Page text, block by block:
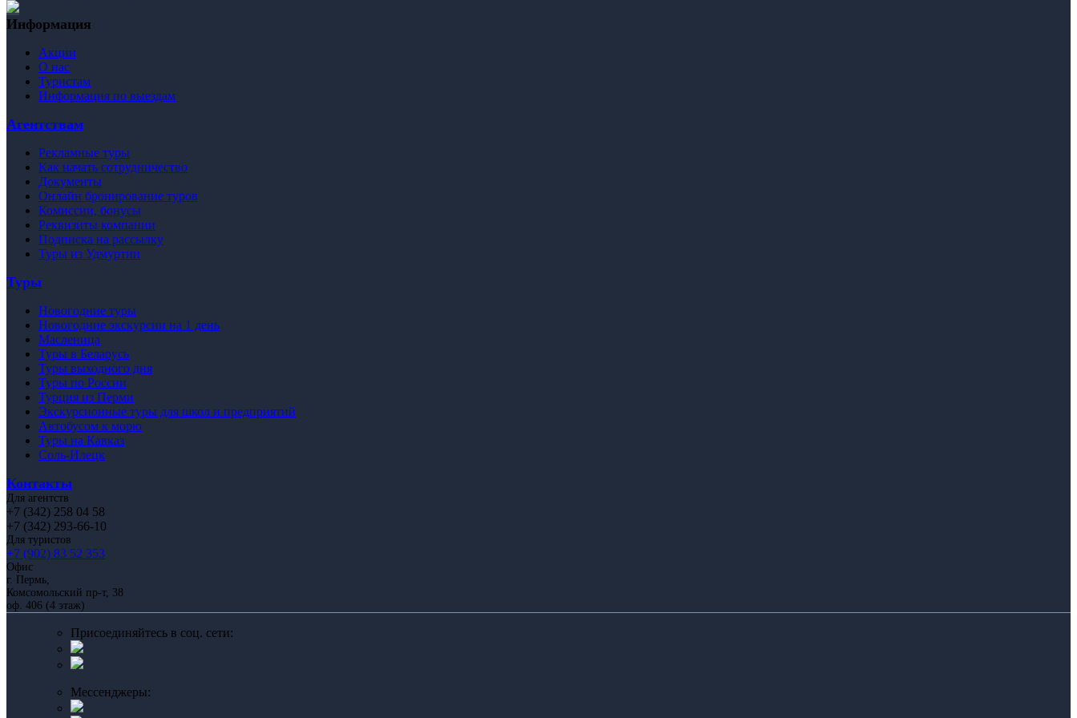
Информация
Акции
О нас
Туристам
Информация по выездам
Агентствам
Рекламные туры
Как начать сотрудничество
Документы
Онлайн бронирование туров
Комиссии, бонусы
Реквизиты компании
Подписка на рассылку
Туры из Удмуртии
Туры
Новогодние туры
Новогодние экскурсии на 1 день
Масленица
Туры в Беларусь
Туры выходного дня
Туры по России
Турция из Перми
Экскурсионные туры для школ и предприятий
Автобусом к морю
Туры на Кавказ
Соль-Илецк
Контакты
Для агентств
+7 (342) 258 04 58
+7 (342) 293-66-10
Для туристов
+7 (902) 83 52 353
Офис
г. Пермь,
Комсомольский пр-т, 38
оф. 406 (4 этаж)
Присоединяйтесь в соц. сети:
Мессенджеры: